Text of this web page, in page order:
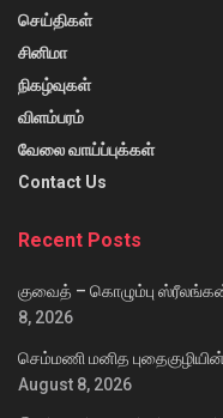
செய்திகள்
சினிமா
நிகழ்வுகள்
விளம்பரம்
வேலை வாய்ப்புக்கள்
Contact Us
Recent Posts
குவைத் – கொழும்பு
8, 2026
செம்மணி மனித
August 8, 2026